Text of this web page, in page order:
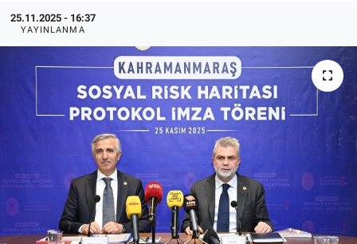
25.11.2025 - 16:37
YAYINLANMA
MAGAZİN
Bilim, Teknoloji
ASAYİŞ
HABERDE İNSAN
EĞİTİM